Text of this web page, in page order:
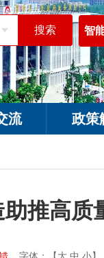
智
流 政策
推高质